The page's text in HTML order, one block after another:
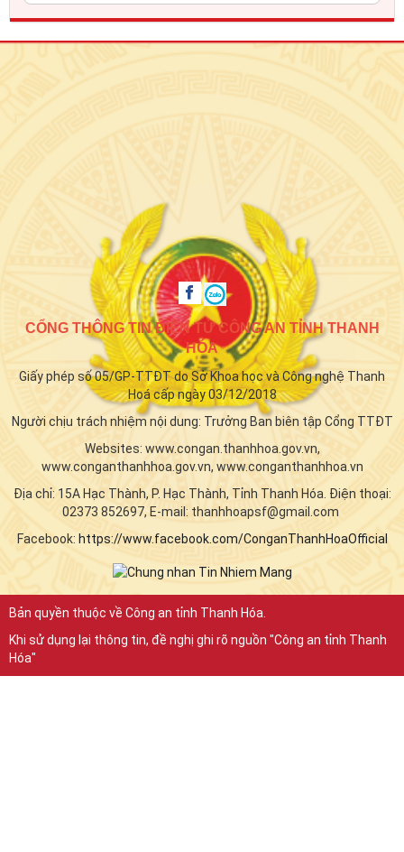
CỔNG THÔNG TIN ĐIỆN TỬ CÔNG AN TỈNH THANH
HÓA
Giấy phép số 05/GP-TTĐT do Sở Khoa học và Công nghệ Thanh
Hoá cấp ngày 03/12/2018
Người chịu trách nhiệm nội dung: Trưởng Ban biên tập Cổng TTĐT
Websites: www.congan.thanhhoa.gov.vn,
www.conganthanhhoa.gov.vn, www.conganthanhhoa.vn
Địa chỉ: 15A Hạc Thành, P. Hạc Thành, Tỉnh Thanh Hóa. Điện thoại:
02373 852697, E-mail: thanhhoapsf@gmail.com
Facebook: https://www.facebook.com/ConganThanhHoaOfficial
Bản quyền thuộc về Công an tỉnh Thanh Hóa.
Khi sử dụng lại thông tin, đề nghị ghi rõ nguồn "Công an tỉnh Thanh
Hóa"